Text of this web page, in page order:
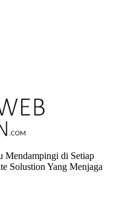
di Setiap
Solustion Yang Menjaga